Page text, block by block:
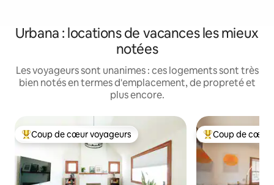
Urbana : locations de vacances les mieux
notées
Les voyageurs sont unanimes : ces logements sont très
bien notés en termes d'emplacement, de propreté et
plus encore.
Coups de cœur voyageurs les plus appréciés
Coup de cœur voyageurs Coups de cœur
Coup de cœur